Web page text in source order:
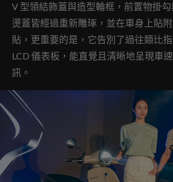
V 型領結飾蓋與造型輪框，前置物掛
燙蓋皆經過重新雕琢，並在車身上貼
貼，更重要的是，它告別了過往類比
LCD 儀表板，能直覺且清晰地呈現車
訊。